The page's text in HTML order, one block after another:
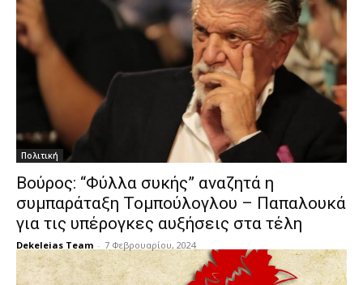
Πολιτική
Βούρος: “Φύλλα συκής” αναζητά η
συμπαράταξη Τομπούλογλου – Παπαλουκά
για τις υπέρογκες αυξήσεις στα τέλη
Dekeleias Team - 7 Φεβρουαρίου, 2024